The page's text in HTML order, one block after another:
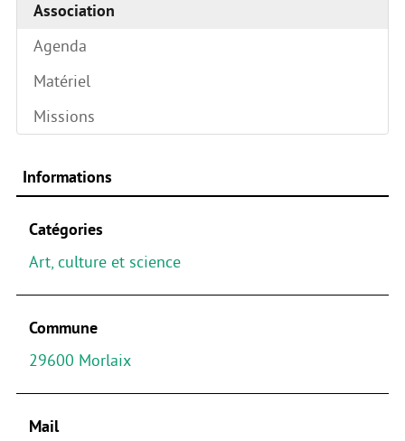
Association
Agenda
Matériel
Missions
Informations
Catégories
Art, culture et science
Commune
29600 Morlaix
Mail